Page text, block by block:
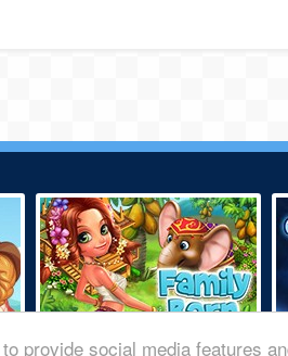
provide social media features